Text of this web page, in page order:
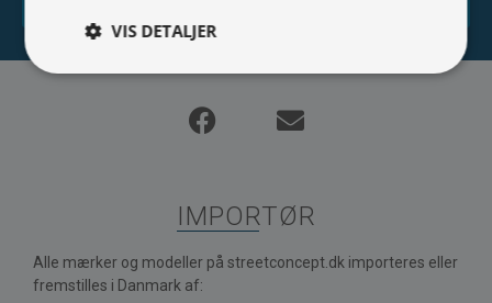
Tilmeld
IMPORTØR
Alle mærker og modeller på streetconcept.dk importeres eller
fremstilles i Danmark af:
VIS DETALJER